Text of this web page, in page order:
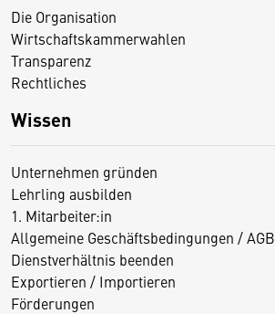
Die Organisation
Wirtschaftskammerwahlen
Transparenz
Rechtliches
Wissen
Unternehmen gründen
Lehrling ausbilden
1. Mitarbeiter:in
Allgemeine Geschäftsbedingungen / AGB
Dienstverhältnis beenden
Exportieren / Importieren
Förderungen